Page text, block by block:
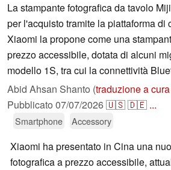
La stampante fotografica da tavolo
per l'acquisto tramite la piattaforma di
Xiaomi la propone come una
prezzo accessibile, dotata di alcuni
modello 1S, tra cui la connettività
Abid Ahsan Shanto (traduzione a
Pubblicato 07/07/2026🇺🇸🇩🇪 ...
Smartphone Accessory
Xiaomi ha presentato in Cina una
fotografica a prezzo accessibile,